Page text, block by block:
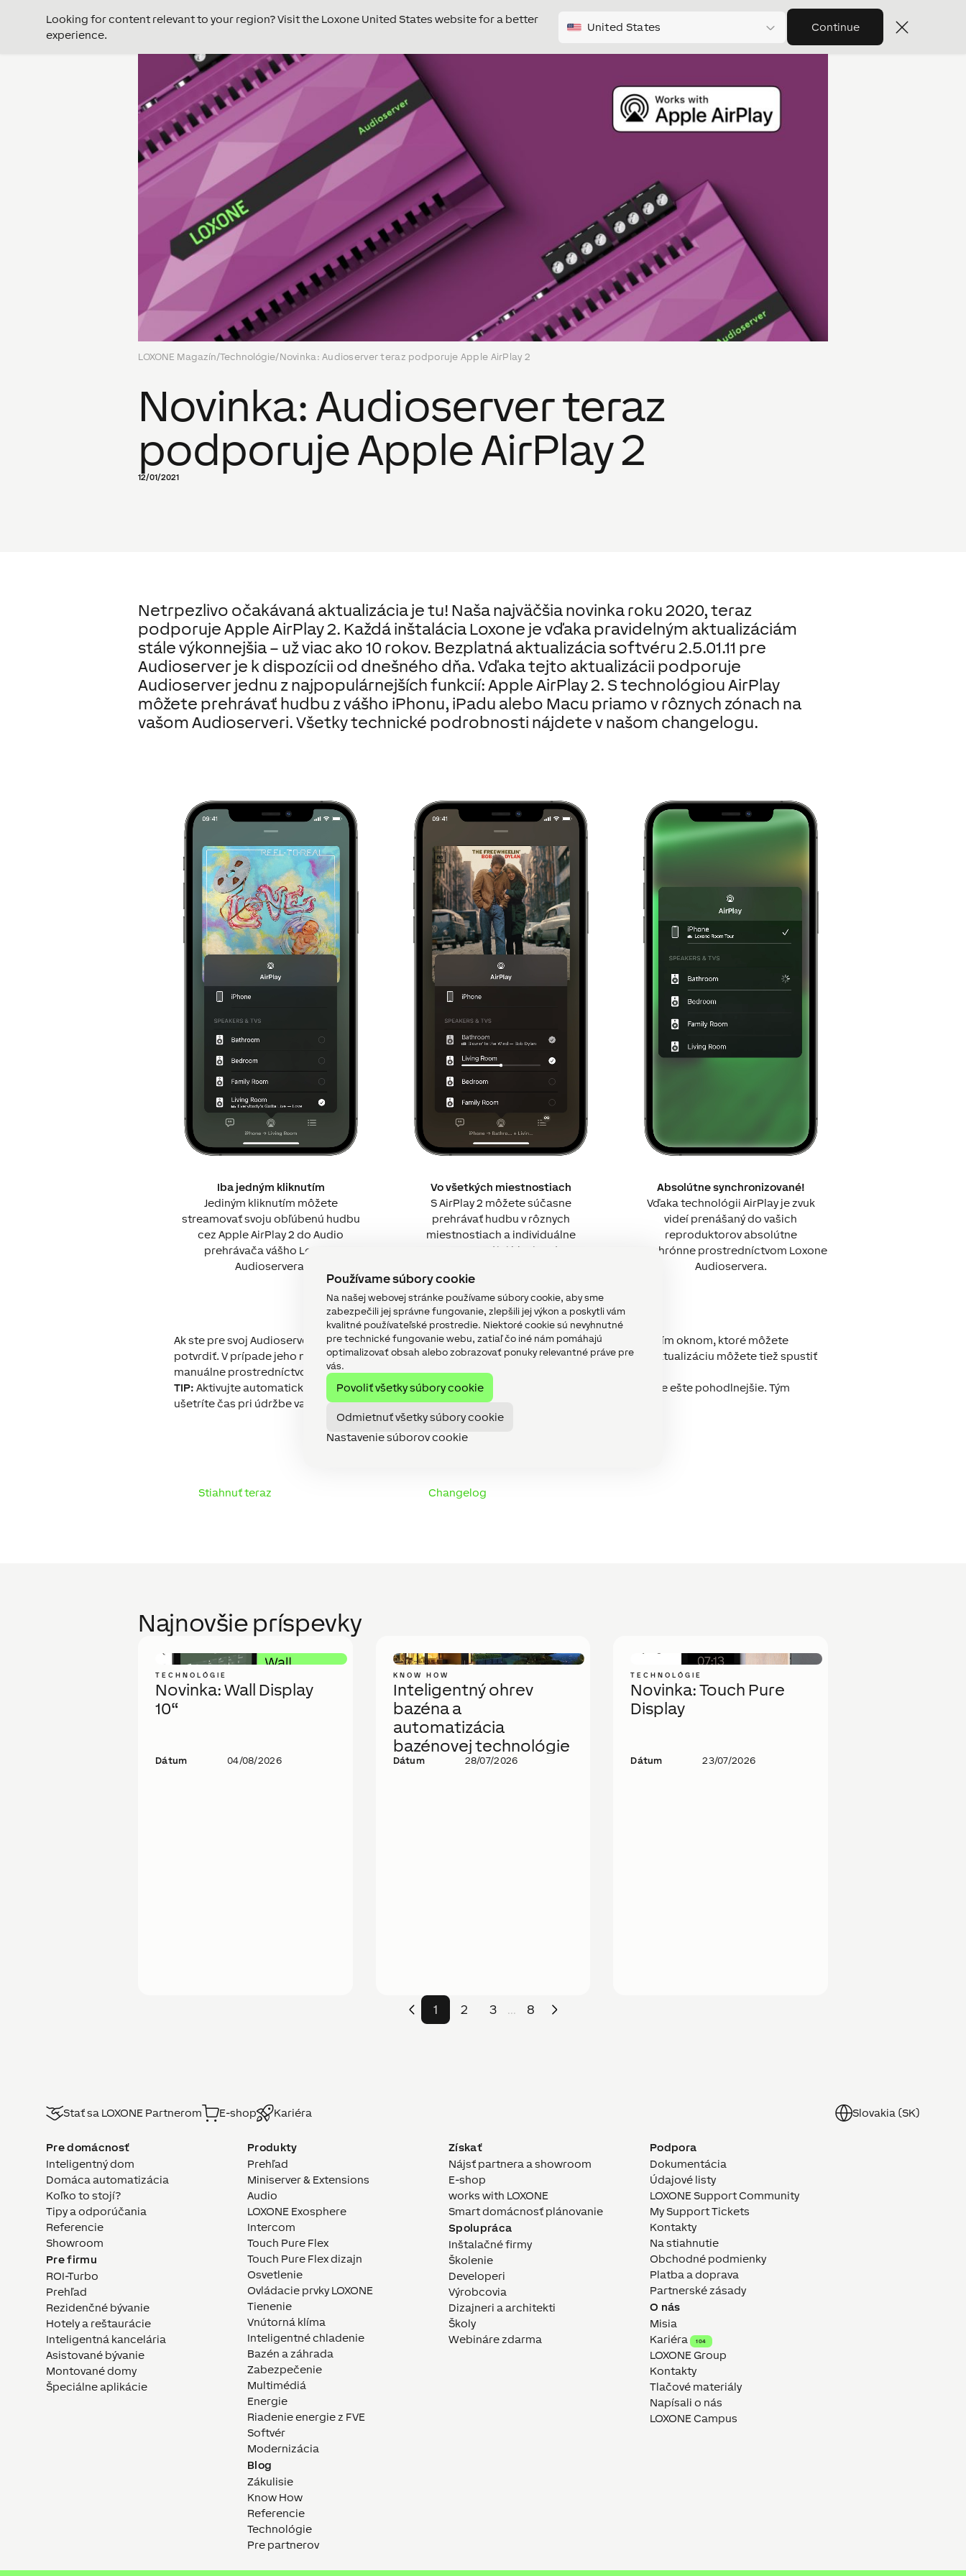
Používame súbory cookie
Na našej webovej stránke používame súbory cookie, aby sme
zabezpečili jej správne fungovanie, zlepšili jej výkon a poskytli vám
kvalitné používateľské prostredie. Niektoré cookie sú nevyhnutné
pre technické fungovanie webu, zatiaľ čo iné nám pomáhajú
optimalizovať obsah alebo zobrazovať ponuky relevantné práve pre
vás.
Povoliť všetky súbory cookie
Odmietnuť všetky súbory cookie
Nastavenie súborov cookie
Looking for content relevant to your region? Visit the Loxone United States website for a better
experience.
United States Continue
LOXONE Magazín/Technológie/Novinka: Audioserver teraz podporuje Apple AirPlay 2
Novinka: Audioserver teraz
podporuje Apple AirPlay 2
12/01/2021
Netrpezlivo očakávaná aktualizácia je tu! Naša najväčšia novinka roku 2020, teraz
podporuje Apple AirPlay 2. Každá inštalácia Loxone je vďaka pravidelným aktualizáciám
stále výkonnejšia– už viac ako 10 rokov. Bezplatná aktualizácia softvéru 2.5.01.11 pre
Audioserver je k dispozícii od dnešného dňa. Vďaka tejto aktualizácii podporuje
Audioserver jednu z najpopulárnejších funkcií: Apple AirPlay 2. S technológiou AirPlay
môžete prehrávať hudbu z vášho iPhonu, iPadu alebo Macu priamo v rôznych zónach na
vašom Audioserveri. Všetky technické podrobnosti nájdete v našom changelogu.
Iba jedným kliknutím
Jediným kliknutím môžete
streamovať svoju obľúbenú hudbu
cez Apple AirPlay 2 do Audio
prehrávača vášho Loxone
Audioservera.
Vo všetkých miestnostiach
S AirPlay 2 môžete súčasne
prehrávať hudbu v rôznych
miestnostiach a individuálne
upravovať jej hlasitosť.
Absolútne synchronizované!
Vďaka technológii AirPlay je zvuk
videí prenášaný do vašich
reproduktorov absolútne
synchrónne prostredníctvom Loxone
Audioservera.
Ak ste pre svoj Audioserver aktivovaliautomatické aktualizácie, upozorní vás na to vyskakovacím oknom, ktoré môžete
potvrdiť. V prípade jeho nepotvrdenia, automatická aktualizácia sa uskutoční až o 24 hodín. Aktualizáciu môžete tiež spustiť
manuálne prostredníctvom webového rozhrania.
TIP: Aktivujte automatické aktualizácie na svojich Audioserveroch, aby boli budúce aktualizácie ešte pohodlnejšie. Tým
ušetríte čas pri údržbe vašich zákazníckych projektov.
Stiahnuť teraz Changelog
Najnovšie príspevky
TECHNOLÓGIE
Novinka: Wall Display
10“
Dátum 04/08/2026
KNOW HOW
Inteligentný ohrev
bazéna a
automatizácia
bazénovej technológie
Dátum 28/07/2026
TECHNOLÓGIE
Novinka: Touch Pure
Display
Dátum 23/07/2026
1 2 3 ... 8
Stať sa LOXONE Partnerom E-shop Kariéra Slovakia (SK)
Pre domácnosť
Inteligentný dom
Domáca automatizácia
Koľko to stojí?
Tipy a odporúčania
Referencie
Showroom
Pre firmu
ROI-Turbo
Prehľad
Rezidenčné bývanie
Hotely a reštaurácie
Inteligentná kancelária
Asistované bývanie
Montované domy
Špeciálne aplikácie
Produkty
Prehľad
Miniserver & Extensions
Audio
LOXONE Exosphere
Intercom
Touch Pure Flex
Touch Pure Flex dizajn
Osvetlenie
Ovládacie prvky LOXONE
Tienenie
Vnútorná klíma
Inteligentné chladenie
Bazén a záhrada
Zabezpečenie
Multimédiá
Energie
Riadenie energie z FVE
Softvér
Modernizácia
Blog
Zákulisie
Know How
Referencie
Technológie
Pre partnerov
Získať
Nájsť partnera a showroom
E-shop
works with LOXONE
Smart domácnosť plánovanie
Spolupráca
Inštalačné firmy
Školenie
Developeri
Výrobcovia
Dizajneri a architekti
Školy
Webináre zdarma
Podpora
Dokumentácia
Údajové listy
LOXONE Support Community
My Support Tickets
Kontakty
Na stiahnutie
Obchodné podmienky
Platba a doprava
Partnerské zásady
O nás
Misia
Kariéra
104
LOXONE Group
Kontakty
Tlačové materiály
Napísali o nás
LOXONE Campus